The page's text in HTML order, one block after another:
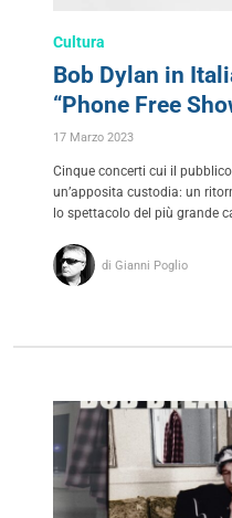
Cultura
Bob Dylan in
“Phone Free
17 Marzo 2023
Cinque concerti cui il
un’apposita custodia: un
lo spettacolo del più grande
di Gianni Poglio